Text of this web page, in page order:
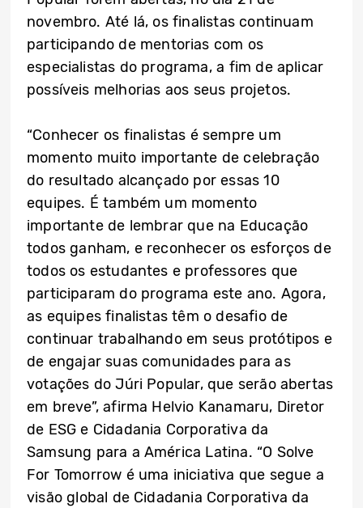
novembro. Até lá, os finalistas continuam
participando de mentorias com os
especialistas do programa, a fim de aplicar
possíveis melhorias aos seus projetos.
“Conhecer os finalistas é sempre um
momento muito importante de celebração
do resultado alcançado por essas 10
equipes. É também um momento
importante de lembrar que na Educação
todos ganham, e reconhecer os esforços de
todos os estudantes e professores que
participaram do programa este ano. Agora,
as equipes finalistas têm o desafio de
continuar trabalhando em seus protótipos e
de engajar suas comunidades para as
votações do Júri Popular, que serão abertas
em breve”, afirma Helvio Kanamaru, Diretor
de ESG e Cidadania Corporativa da
Samsung para a América Latina. “O Solve
For Tomorrow é uma iniciativa que segue a
visão global de Cidadania Corporativa da